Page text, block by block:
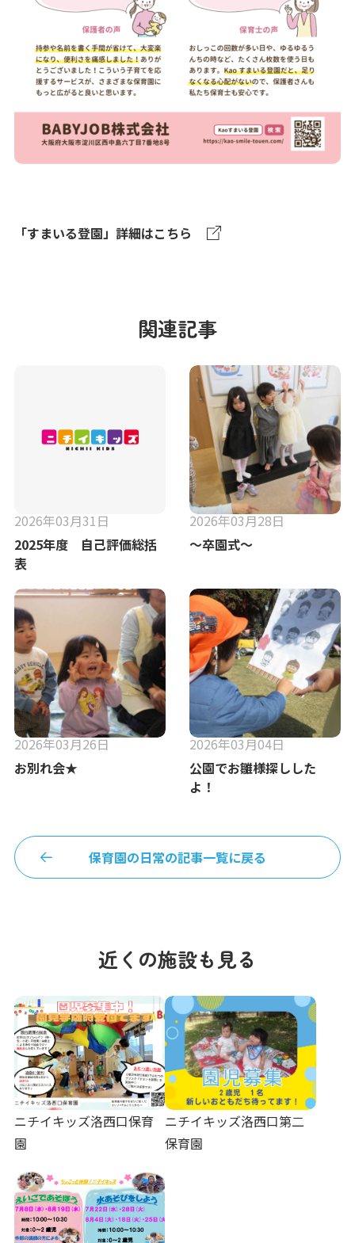
「すまいる登園」詳細はこちら
関連記事
2026年03月31日
2025年度 自己評価総括
表
2026年03月28日
〜卒園式〜
2026年03月26日
お別れ会★
2026年03月04日
公園でお雛様探しした
よ！
保育園の日常の記事一覧に戻る
近くの施設も見る
ニチイキッズ洛西口保育
園
ニチイキッズ洛西口第二
保育園